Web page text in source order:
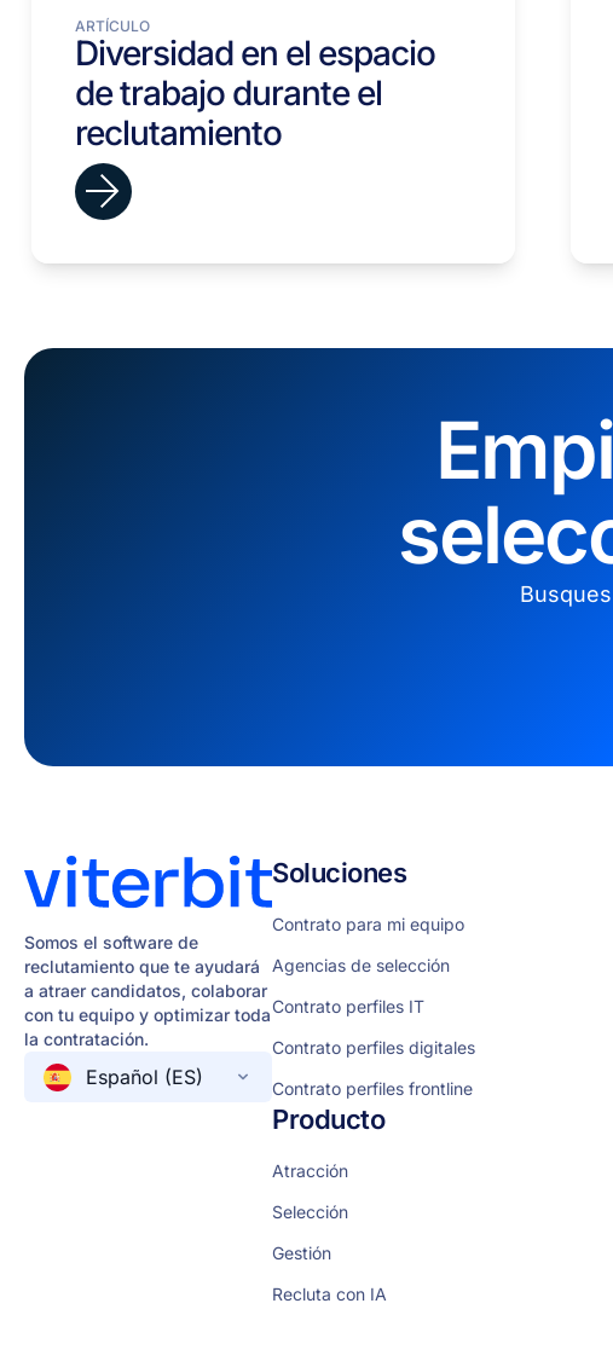
ARTÍCULO
Diversidad en el espacio
de trabajo durante el
reclutamiento
Somos el software de
reclutamiento que te ayudará
a atraer candidatos, colaborar
con tu equipo y optimizar toda
la contratación.
Español (ES)
Soluciones
Contrato para mi equipo
Agencias de selección
Contrato perfiles IT
Contrato perfiles digitales
Contrato perfiles frontline
Producto
Atracción
Selección
Gestión
Recluta con IA